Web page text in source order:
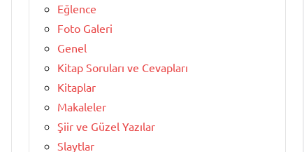
Eğlence
Foto Galeri
Genel
Kitap Soruları ve Cevapları
Kitaplar
Makaleler
Şiir ve Güzel Yazılar
Slaytlar